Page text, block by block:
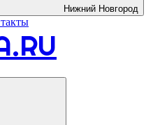
Нижний Новгород